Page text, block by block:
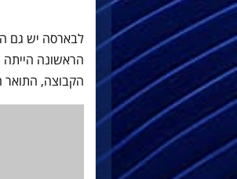
לבארסה יש גם
הקבוצה, התואר